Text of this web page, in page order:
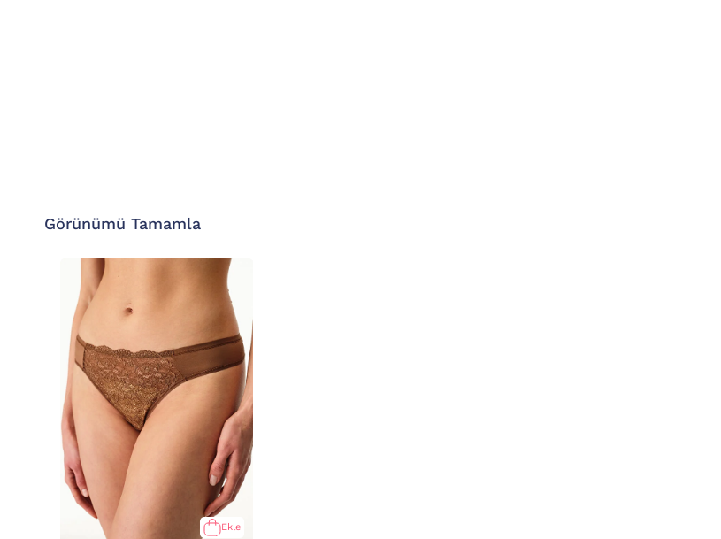
Görünümü Tamamla
Ekle